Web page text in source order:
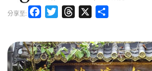
分享至: FacebookTwitterThreads